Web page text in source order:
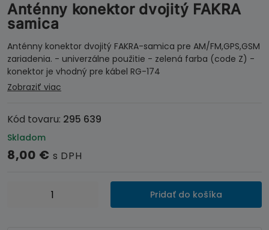
Anténny konektor dvojitý FAKRA
samica
Anténny konektor dvojitý FAKRA-samica pre AM/FM,GPS,GSM
zariadenia. - univerzálne použitie - zelená farba (code Z) -
konektor je vhodný pre kábel RG-174
Zobraziť viac
Kód tovaru: 295 639
Skladom
8,00 € s DPH
množstvo
Pridať do košíka